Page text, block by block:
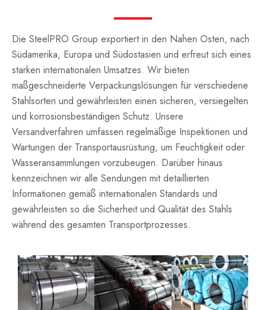
Die SteelPRO Group exportiert in den Nahen Osten, nach
Südamerika, Europa und Südostasien und erfreut sich eines
starken internationalen Umsatzes. Wir bieten
maßgeschneiderte Verpackungslösungen für verschiedene
Stahlsorten und gewährleisten einen sicheren, versiegelten
und korrosionsbeständigen Schutz. Unsere
Versandverfahren umfassen regelmäßige Inspektionen und
Wartungen der Transportausrüstung, um Feuchtigkeit oder
Wasseransammlungen vorzubeugen. Darüber hinaus
kennzeichnen wir alle Sendungen mit detaillierten
Informationen gemäß internationalen Standards und
gewährleisten so die Sicherheit und Qualität des Stahls
während des gesamten Transportprozesses.